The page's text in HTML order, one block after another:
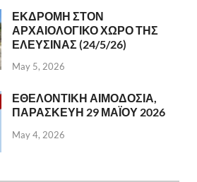
ΕΚΔΡΟΜΗ ΣΤΟΝ
ΑΡΧΑΙΟΛΟΓΙΚΟ ΧΩΡΟ ΤΗΣ
ΕΛΕΥΣΙΝΑΣ (24/5/26)
May 5, 2026
ΕΘΕΛΟΝΤΙΚΗ ΑΙΜΟΔΟΣΙΑ,
ΠΑΡΑΣΚΕΥΗ 29 ΜΑΪΟΥ 2026
May 4, 2026